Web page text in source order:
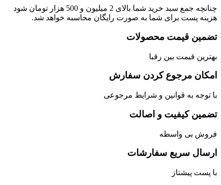
چنانچه جمع سبد خرید شما بالای 2 میلیون و 500 هزار تومان شود
پست برای شما به صورت رایگان محاسبه خواهد شد.
قیمت محصولات
قیمت بین رقبا
مرجوع کردن سفارش
به قوانین و شرایط مرجوعی
کیفیت و اصالت
بی واسطه
سریع سفارشات
پیشتاز